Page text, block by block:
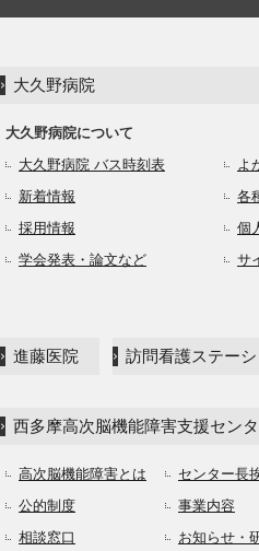
大久野病院
大久野病院について
大久野病院 バス時刻表
よ
新着情報
各
採用情報
個
学会発表・論文など
サ
進藤医院 訪問看護ステー
西多摩高次脳機能障害支援セン
高次脳機能障害とは
公的制度
相談窓口
センター長
事業内容
お知らせ・